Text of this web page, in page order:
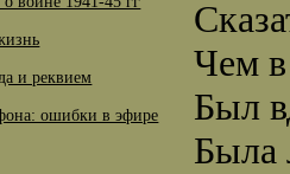
и реквием
ошибки в эфире
Чем в
Был
Была